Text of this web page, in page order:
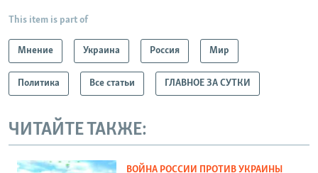
This item is part of
Мнение Украина Россия Мир
Политика Все статьи ГЛАВНОЕ ЗА СУТКИ
ЧИТАЙТЕ ТАКЖЕ:
ВОЙНА РОССИИ ПРОТИВ УКРАИНЫ